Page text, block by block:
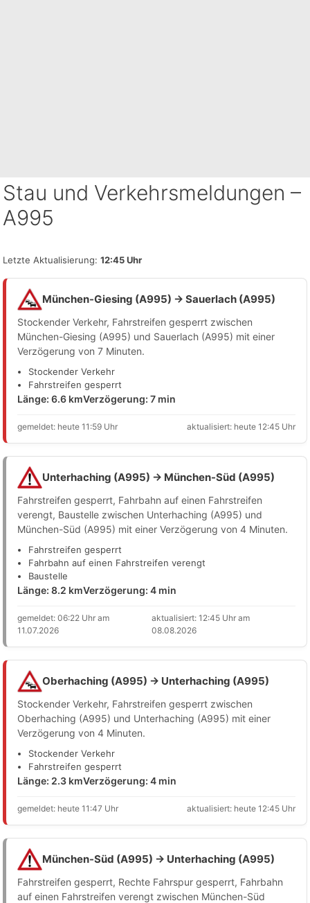
Stau und Verkehrsmeldungen –
A995
Letzte Aktualisierung: 12:45 Uhr
München-Giesing (A995) → Sauerlach (A995)
Stockender Verkehr, Fahrstreifen gesperrt zwischen
München-Giesing (A995) und Sauerlach (A995) mit einer
Verzögerung von 7 Minuten.
Stockender Verkehr
Fahrstreifen gesperrt
Länge: 6.6 kmVerzögerung: 7 min
gemeldet: heute 11:59 Uhr aktualisiert: heute 12:45 Uhr
Unterhaching (A995) → München-Süd (A995)
Fahrstreifen gesperrt, Fahrbahn auf einen Fahrstreifen
verengt, Baustelle zwischen Unterhaching (A995) und
München-Süd (A995) mit einer Verzögerung von 4 Minuten.
Fahrstreifen gesperrt
Fahrbahn auf einen Fahrstreifen verengt
Baustelle
Länge: 8.2 kmVerzögerung: 4 min
gemeldet: 06:22 Uhr am
11.07.2026
aktualisiert: 12:45 Uhr am
08.08.2026
Oberhaching (A995) → Unterhaching (A995)
Stockender Verkehr, Fahrstreifen gesperrt zwischen
Oberhaching (A995) und Unterhaching (A995) mit einer
Verzögerung von 4 Minuten.
Stockender Verkehr
Fahrstreifen gesperrt
Länge: 2.3 kmVerzögerung: 4 min
gemeldet: heute 11:47 Uhr aktualisiert: heute 12:45 Uhr
München-Süd (A995) → Unterhaching (A995)
Fahrstreifen gesperrt, Rechte Fahrspur gesperrt, Fahrbahn
auf einen Fahrstreifen verengt zwischen München-Süd